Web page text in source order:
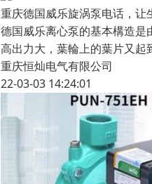
重庆德国威乐旋涡泵电话，让
德国威乐离心泵的基本構造
高出力大，葉輪上的葉片又
重庆恒灿电气有限公司
22-03-03 14:24:01